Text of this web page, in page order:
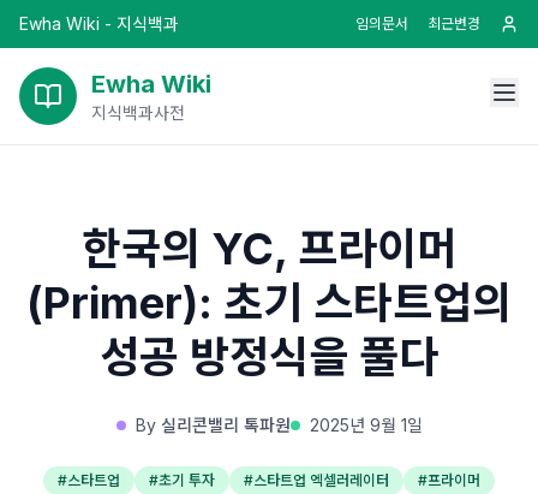
Ewha Wiki - 지식백과 임의문서 최근변경
Ewha Wiki
지식백과사전
한국의 YC, 프라이머
(Primer): 초기 스타트업의
성공 방정식을 풀다
By 실리콘밸리 톡파원 2025년 9월 1일
#스타트업 #초기 투자 #스타트업 엑셀러레이터 #프라이머